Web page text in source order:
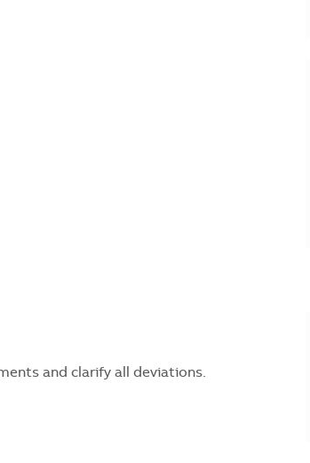
and clarify all deviations.